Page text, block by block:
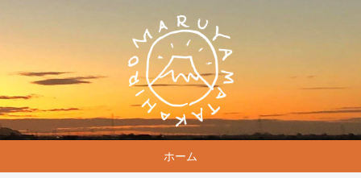
ホーム